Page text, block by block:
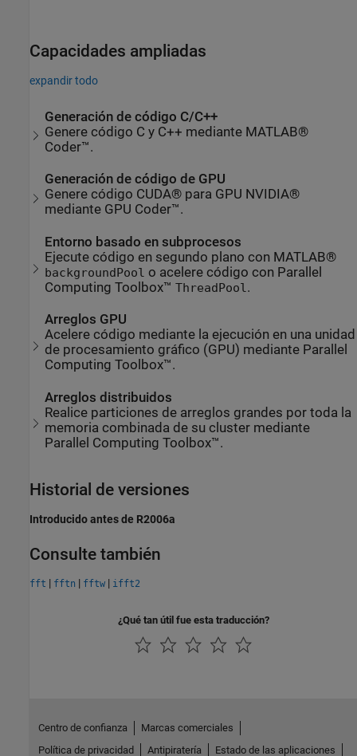
Capacidades ampliadas
expandir todo
Generación de código C/C++
Genere código C y C++ mediante MATLAB®
Coder™.
Generación de código de GPU
Genere código CUDA® para GPU NVIDIA®
mediante GPU Coder™.
Entorno basado en subprocesos
Ejecute código en segundo plano con MATLAB®
backgroundPool o acelere código con Parallel
Computing Toolbox™ThreadPool .
Arreglos GPU
Acelere código mediante la ejecución en una unidad
de procesamiento gráfico (GPU) mediante Parallel
Computing Toolbox™.
Arreglos distribuidos
Realice particiones de arreglos grandes por toda la
memoria combinada de su cluster mediante
Parallel Computing Toolbox™.
Historial de versiones
Introducido antes de R2006a
Consulte también
fft | fftn | fftw | ifft2
¿Qué tan útil fue esta traducción?
Centro de confianza
Marcas comerciales
Política de privacidad
Antipiratería Estado de las aplicaciones